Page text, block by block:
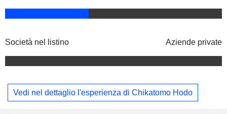
Società nel listino Aziende private
Vedi nel dettaglio l'esperienza di Chikatomo Hodo